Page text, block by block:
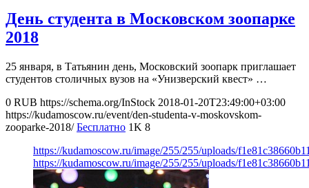
День студента в Московском зоопарке
2018
25 января, в Татьянин день, Московский зоопарк приглашает
студентов столичных вузов на «Унизверский квест» …
0 RUB https://schema.org/InStock 2018-01-20T23:49:00+03:00
https://kudamoscow.ru/event/den-studenta-v-moskovskom-
zooparke-2018/ Бесплатно 1K 8
https://kudamoscow.ru/image/255/255/uploads/
https://kudamoscow.ru/image/255/255/uploads/